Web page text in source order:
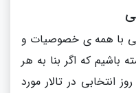
با همه ی خصوصیات و
باشیم که اگر بنا به هر
انتخابی در تالار مورد